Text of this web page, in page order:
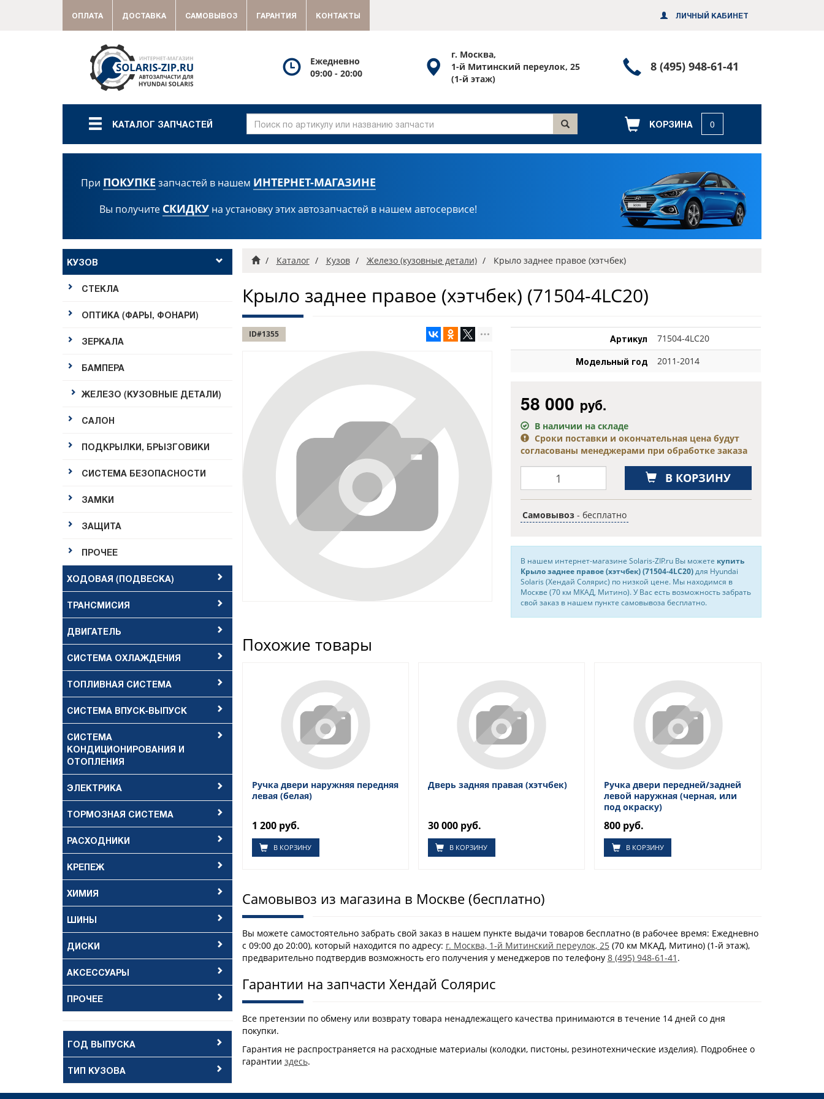
КАТАЛОГ ЗАПЧАСТЕЙ КОРЗИНА 0
При ПОКУПКЕ запчастей в нашем ИНТЕРНЕТ-МАГАЗИНЕ
Вы получите СКИДКУ на установку этих автозапчастей в нашем автосервисе!
ГлавнаяКаталог Кузов Железо (кузовные детали) Крыло заднее правое (хэтчбек)
Крыло заднее правое (хэтчбек) (71504-4LC20)
ID#1355 Артикул 71504-4LC20
Модельный год 2011-2014
58 000 руб.
В наличии на складе
Сроки поставки и окончательная цена будут
согласованы менеджерами при обработке заказа
В КОРЗИНУ
Самовывоз - бесплатно
В нашем интернет-магазине Solaris-ZIP.ru Вы можете купить
Крыло заднее правое (хэтчбек) (71504-4LC20)для Hyundai
Solaris (Хендай Солярис) по низкой цене. Мы находимся в
Москве (70 км МКАД, Митино). У Вас есть возможность забрать
свой заказ в нашем пункте самовывоза бесплатно.
Похожие товары
Ручка двери наружняя передняя
левая (белая)
1 200 руб.
В КОРЗИНУ
Дверь задняя правая (хэтчбек)
30 000 руб.
В КОРЗИНУ
Ручка двери передней/задней
левой наружная (черная, или
под окраску)
800 руб.
В КОРЗИНУ
Самовывоз из магазина в Москве (бесплатно)
Вы можете самостоятельно забрать свой заказ в нашем пункте выдачи товаров бесплатно (в рабочее время: Ежедневно
с 09:00 до 20:00), который находится по адресу: г. Москва, 1-й Митинский переулок, 25(70 км МКАД, Митино) (1-й этаж),
предварительно подтвердив возможность его получения у менеджеров по телефону 8 (495) 948-61-41 .
Гарантии на запчасти Хендай Солярис
Все претензии по обмену или возврату товара ненадлежащего качества принимаются в течение 14 дней со дня
покупки.
Гарантия не распространяется на расходные материалы (колодки, пистоны, резинотехнические изделия). Подробнее о
гарантии здесь.
КУЗОВ
СТЕКЛА
ОПТИКА (ФАРЫ, ФОНАРИ)
ЗЕРКАЛА
БАМПЕРА
ЖЕЛЕЗО (КУЗОВНЫЕ ДЕТАЛИ)
САЛОН
ПОДКРЫЛКИ, БРЫЗГОВИКИ
СИСТЕМА БЕЗОПАСНОСТИ
ЗАМКИ
ЗАЩИТА
ПРОЧЕЕ
ХОДОВАЯ (ПОДВЕСКА)
ТРАНСМИСИЯ
ДВИГАТЕЛЬ
СИСТЕМА ОХЛАЖДЕНИЯ
ТОПЛИВНАЯ СИСТЕМА
СИСТЕМА ВПУСК-ВЫПУСК
СИСТЕМА
КОНДИЦИОНИРОВАНИЯ И
ОТОПЛЕНИЯ
ЭЛЕКТРИКА
ТОРМОЗНАЯ СИСТЕМА
РАСХОДНИКИ
КРЕПЕЖ
ХИМИЯ
ШИНЫ
ДИСКИ
АКСЕССУАРЫ
ПРОЧЕЕ
ГОД ВЫПУСКА
ТИП КУЗОВА
ЛИЧНЫЙ КАБИНЕТ
ОПЛАТА ДОСТАВКА САМОВЫВОЗ ГАРАНТИЯ КОНТАКТЫ
Посмотреть
график
работы
Ежедневно
09:00 - 20:00
Посмотреть
схему
проезда
г. Москва,
1-й Митинский переулок, 25
(1-й этаж)
Позвонить
заказать
обратный
звонок
8 (495) 948-61-41